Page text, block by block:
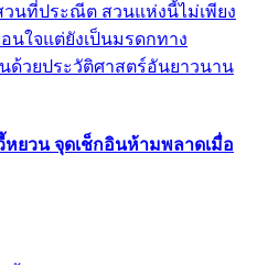
นที่ประณีต สวนแห่งนี้ไม่เพียง
ใจแต่ยังเป็นมรดกทาง
วยประวัติศาสตร์อันยาวนาน
หยวน จุดเช็กอินห้ามพลาดเมื่อ